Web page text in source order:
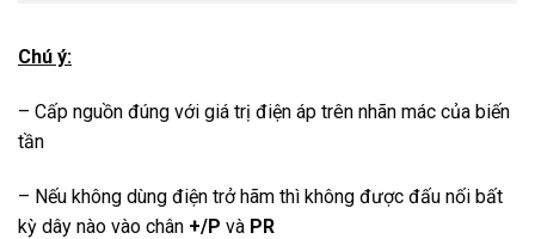
Chú ý:
– Cấp nguồn đúng với giá trị điện áp trên nhãn mác của biến
tần
– Nếu không dùng điện trở hãm thì không được đấu nối bất
kỳ dây nào vào chân +/P và PR